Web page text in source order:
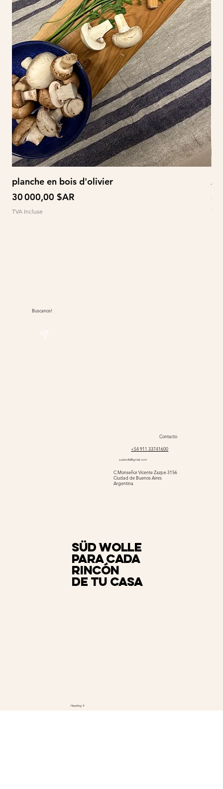
planche en bois d'olivier
Prix
30 000,00 $AR
TVA Incluse
À
Buscanos!
Heading 4
Süd Wolle
para cada
rincón
de tu casa
Contacto
+54 911 33741600
sudwolle@gmail.com
C.Monseñor Vicente Zazpe 3156
Ciudad de Buenos Aires
Argentina